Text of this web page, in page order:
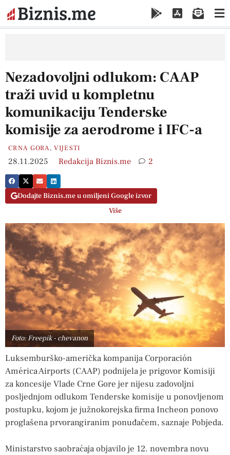
Nezadovoljni odlukom: CAAP
traži uvid u kompletnu
komunikaciju Tenderske
komisije za aerodrome i IFC-a
CRNA GORA,VIJESTI
28.11.2025 Redakcija Biznis.me 2
Dodajte Biznis.me u omiljeni Google izvor
Više
Foto: Freepik - chevanon
Luksemburško-američka kompanija Corporación
América Airports (CAAP) podnijela je prigovor Komisiji
za koncesije Vlade Crne Gore jer nijesu zadovoljni
posljednjom odlukom Tenderske komisije u ponovljenom
postupku, kojom je južnokorejska firma Incheon ponovo
proglašena prvorangiranim ponuđačem, saznaje Pobjeda.
Ministarstvo saobraćaja objavilo je 12. novembra novu